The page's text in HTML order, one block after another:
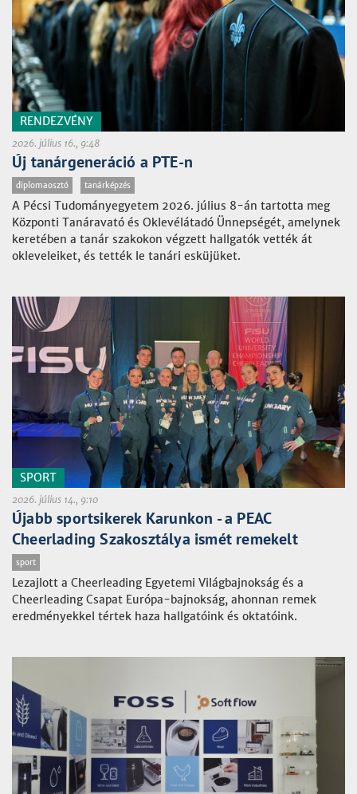
RENDEZVÉNY
2026. július 16., 9:48
Új tanárgeneráció a PTE-n
diplomaosztó tanárképzés
A Pécsi Tudományegyetem 2026. július 8-án tartotta meg
Központi Tanáravató és Oklevélátadó Ünnepségét, amelynek
keretében a tanár szakokon végzett hallgatók vették át
okleveleiket, és tették le tanári esküjüket.
SPORT
2026. július 14., 9:10
Újabb sportsikerek Karunkon - a PEAC
Cheerlading Szakosztálya ismét remekelt
sport
Lezajlott a Cheerleading Egyetemi Világbajnokság és a
Cheerleading Csapat Európa-bajnokság, ahonnan remek
eredményekkel tértek haza hallgatóink és oktatóink.